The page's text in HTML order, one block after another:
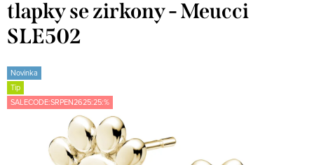
tlapky se zirkony - Meucci
SLE502
Novinka
Tip
SALECODE:SRPEN2625:25:%